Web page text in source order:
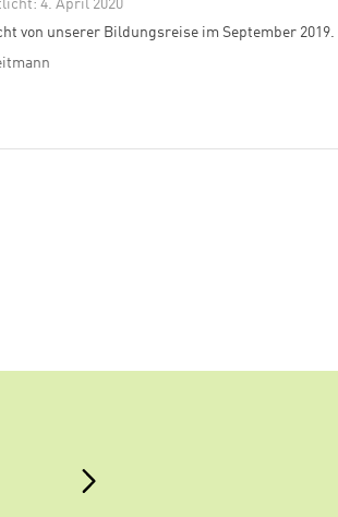
4. April 2020
von unserer Bildungsreise im September 2019.